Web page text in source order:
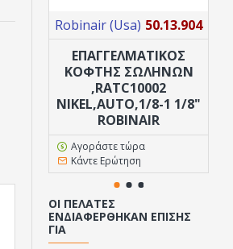
Robinair (Usa) 50.13.904
ΕΠΑΓΓΕΛΜΑΤΙΚΟΣ
ΚΟΦΤΗΣ ΣΩΛΗΝΩΝ
,RATC10002
NIKEL,AUTO,1/8-1 1/8"
ROBINAIR
Αγοράστε τώρα
Κάντε Ερώτηση
ΟΙ ΠΕΛΆΤΕΣ
ΕΝΔΙΑΦΈΡΘΗΚΑΝ ΕΠΊΣΗΣ
ΓΙΑ